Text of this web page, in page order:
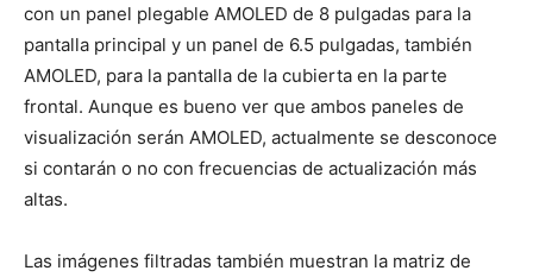
con un panel plegable AMOLED de 8 pulgadas para la
pantalla principal y un panel de 6.5 pulgadas, también
AMOLED, para la pantalla de la cubierta en la parte
frontal. Aunque es bueno ver que ambos paneles de
visualización serán AMOLED, actualmente se desconoce
si contarán o no con frecuencias de actualización más
altas.
Las imágenes filtradas también muestran la matriz de